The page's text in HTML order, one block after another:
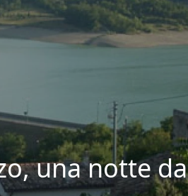
una notte da